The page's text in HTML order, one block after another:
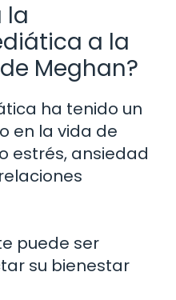
la
a la
Meghan?
ha tenido un
en la vida de
estrés, ansiedad
puede ser
su bienestar